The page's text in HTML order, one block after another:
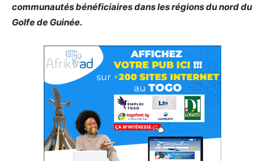
communautés bénéficiaires dans les régions du nord du
Golfe de Guinée.